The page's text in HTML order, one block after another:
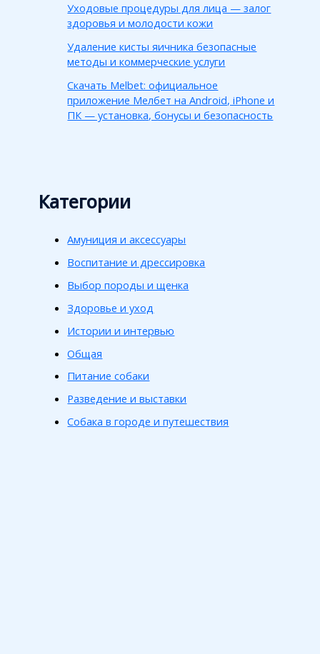
Уходовые процедуры для лица — залог
здоровья и молодости кожи
Удаление кисты яичника безопасные
методы и коммерческие услуги
Скачать Melbet: официальное
приложение Мелбет на Android, iPhone и
ПК — установка, бонусы и безопасность
Категории
Амуниция и аксессуары
Воспитание и дрессировка
Выбор породы и щенка
Здоровье и уход
Истории и интервью
Общая
Питание собаки
Разведение и выставки
Собака в городе и путешествия